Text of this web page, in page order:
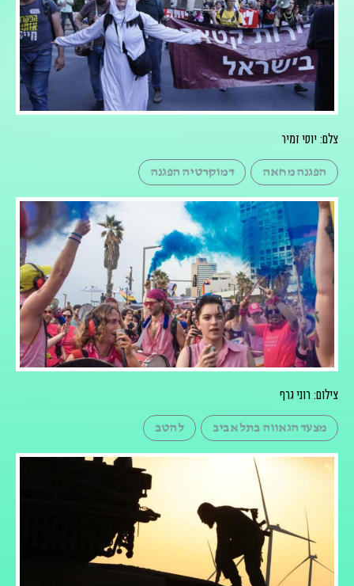
צלם: יוסי זמיר
הפגנה מחאה דמוקרטיה הפגנה
צילום: רוני גרף
מצעד הגאווה בתל אביב להטב